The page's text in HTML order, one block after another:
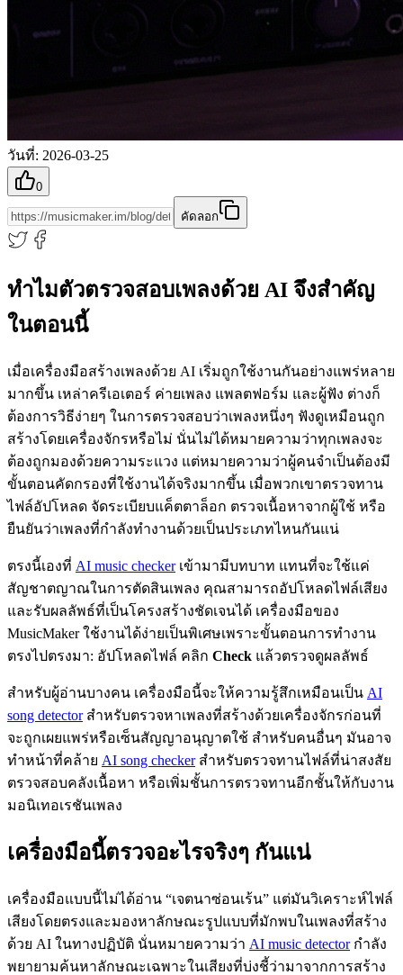
วันที่: 2026-03-25
0
คัดลอก
ทำไมตัวตรวจสอบเพลงด้วย AI จึงสำคัญ
ในตอนนี้
เมื่อเครื่องมือสร้างเพลงด้วย AI เริ่มถูกใช้งานกันอย่างแพร่หลาย
มากขึ้น เหล่าครีเอเตอร์ ค่ายเพลง แพลตฟอร์ม และผู้ฟัง ต่างก็
ต้องการวิธีง่ายๆ ในการตรวจสอบว่าเพลงหนึ่งๆ ฟังดูเหมือนถูก
สร้างโดยเครื่องจักรหรือไม่ นั่นไม่ได้หมายความว่าทุกเพลงจะ
ต้องถูกมองด้วยความระแวง แต่หมายความว่าผู้คนจำเป็นต้องมี
ขั้นตอนคัดกรองที่ใช้งานได้จริงมากขึ้น เมื่อพวกเขาตรวจทาน
ไฟล์อัปโหลด จัดระเบียบแค็ตตาล็อก ตรวจเนื้อหาจากผู้ใช้ หรือ
ยืนยันว่าเพลงที่กำลังทำงานด้วยเป็นประเภทไหนกันแน่
ตรงนี้เองที่ AI music checkerเข้ามามีบทบาท แทนที่จะใช้แค่
สัญชาตญาณในการตัดสินเพลง คุณสามารถอัปโหลดไฟล์เสียง
และรับผลลัพธ์ที่เป็นโครงสร้างชัดเจนได้ เครื่องมือของ
MusicMaker ใช้งานได้ง่ายเป็นพิเศษเพราะขั้นตอนการทำงาน
ตรงไปตรงมา: อัปโหลดไฟล์ คลิก Check แล้วตรวจดูผลลัพธ์
สำหรับผู้อ่านบางคน เครื่องมือนี้จะให้ความรู้สึกเหมือนเป็น AI
song detectorสำหรับตรวจหาเพลงที่สร้างด้วยเครื่องจักรก่อนที่
จะถูกเผยแพร่หรือเซ็นสัญญาอนุญาตใช้ สำหรับคนอื่นๆ มันอาจ
ทำหน้าที่คล้าย AI song checkerสำหรับตรวจทานไฟล์ที่น่าสงสัย
ตรวจสอบคลังเนื้อหา หรือเพิ่มชั้นการตรวจทานอีกชั้นให้กับงาน
มอนิเทอเรชันเพลง
เครื่องมือนี้ตรวจอะไรจริงๆ กันแน่
เครื่องมือแบบนี้ไม่ได้อ่าน “เจตนาซ่อนเร้น” แต่มันวิเคราะห์ไฟล์
เสียงโดยตรงและมองหาลักษณะรูปแบบที่มักพบในเพลงที่สร้าง
ด้วย AI ในทางปฏิบัติ นั่นหมายความว่า AI music detectorกำลัง
พยายามค้นหาลักษณะเฉพาะในเสียงที่บ่งชี้ว่ามาจากการสร้าง